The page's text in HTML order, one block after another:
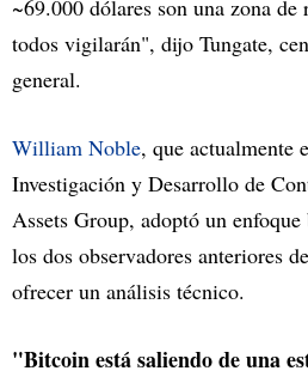
~69.000 dólares son una zona de
todos vigilarán", dijo Tungate,
general.
William Noble, que actualmente
Investigación y Desarrollo de
Assets Group, adoptó un
los dos observadores anteriores
ofrecer un análisis técnico.
"Bitcoin está saliendo de una